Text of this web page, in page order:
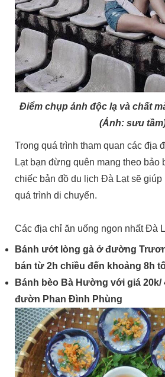
Điểm chụp ảnh độc lạ và chất
(Ảnh: sưu
Trong quá trình tham quan các địa
Lạt bạn đừng quên mang theo bảo
chiếc bản đồ du lịch Đà Lạt sẽ giúp
quá trình di chuyển.
Các địa chỉ ăn uống ngon nhất Đà
Bánh ướt lòng gà ở đường
bán từ 2h chiều đến khoảng 8h
Bánh bèo Bà Hường với giá 20k/
đườn Phan Đình Phùng